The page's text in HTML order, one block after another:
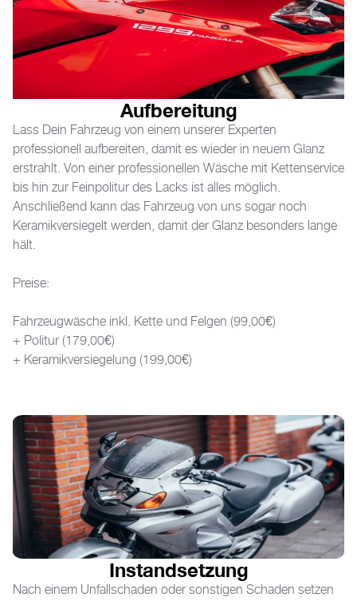
Aufbereitung
Lass Dein Fahrzeug von einem unserer Experten
professionell aufbereiten, damit es wieder in neuem Glanz
erstrahlt. Von einer professionellen Wäsche mit Kettenservice
bis hin zur Feinpolitur des Lacks ist alles möglich.
Anschließend kann das Fahrzeug von uns sogar noch
Keramikversiegelt werden, damit der Glanz besonders lange
hält.
Preise:
Fahrzeugwäsche inkl. Kette und Felgen (99,00€)
+ Politur (179,00€)
+ Keramikversiegelung (199,00€)
Instandsetzung
Nach einem Unfallschaden oder sonstigen Schaden setzen